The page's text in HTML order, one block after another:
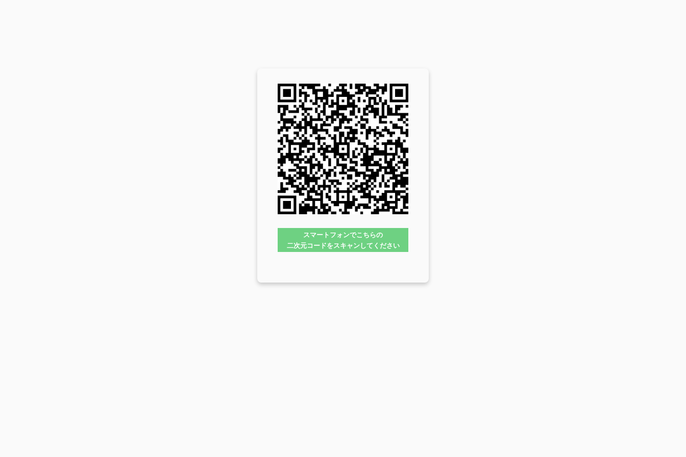
スマートフォンでこちらの
二次元コードをスキャンしてください